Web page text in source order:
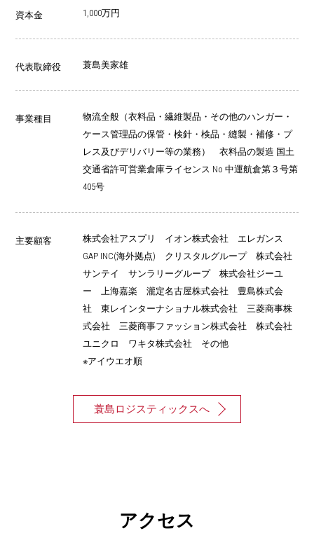
資本金 1,000万円
代表取締役 蓑島美家雄
事業種目
物流全般（衣料品・繊維製品・その他のハンガー・
ケース管理品の保管・検針・検品・縫製・補修・プ
レス及びデリバリー等の業務） 衣料品の製造 国土
交通省許可営業倉庫ライセンス No 中運航倉第３号第
405号
主要顧客
株式会社アスプリ イオン株式会社 エレガンス
GAP INC(海外拠点) クリスタルグループ 株式会社
サンテイ サンラリーグループ 株式会社ジーユ
ー 上海嘉楽 瀧定名古屋株式会社 豊島株式会
社 東レインターナショナル株式会社 三菱商事株
式会社 三菱商事ファッション株式会社 株式会社
ユニクロ ワキタ株式会社 その他
※アイウエオ順
蓑島ロジスティックスへ
アクセス